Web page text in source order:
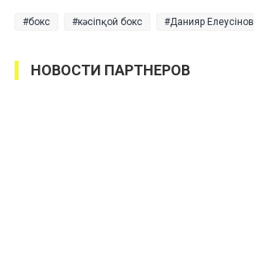
бокс кәсіпқой бокс Данияр Елеусінов
НОВОСТИ ПАРТНЕРОВ